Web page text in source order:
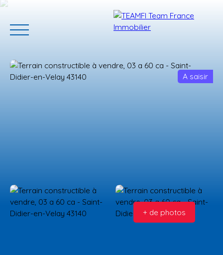
Estimation
A saisir
+ de photos